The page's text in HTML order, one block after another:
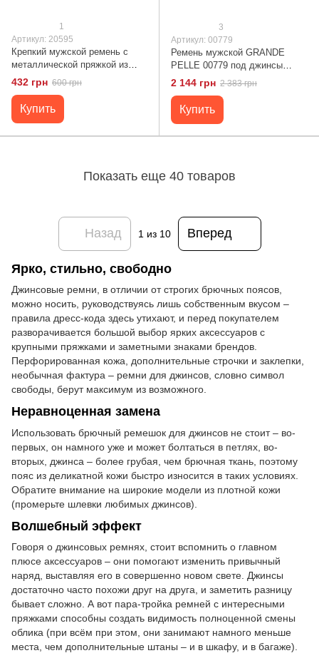
1
Артикул: 20595
Крепкий мужской ремень с
металлической пряжкой из
текстиля 20595 Vintage
Зеленый
432 грн 600 грн
Купить
3
Артикул: 00779
Ремень мужской GRANDE
PELLE 00779 под джинсы
Коричневый
2 144 грн 2 383 грн
Купить
Показать еще 40 товаров
Назад 1 из 10 Вперед
Ярко, стильно, свободно
Джинсовые ремни, в отличии от строгих брючных поясов,
можно носить, руководствуясь лишь собственным вкусом –
правила дресс-кода здесь утихают, и перед покупателем
разворачивается большой выбор ярких аксессуаров с
крупными пряжками и заметными знаками брендов.
Перфорированная кожа, дополнительные строчки и заклепки,
необычная фактура – ремни для джинсов, словно символ
свободы, берут максимум из возможного.
Неравноценная замена
Использовать брючный ремешок для джинсов не стоит – во-
первых, он намного уже и может болтаться в петлях, во-
вторых, джинса – более грубая, чем брючная ткань, поэтому
пояс из деликатной кожи быстро износится в таких условиях.
Обратите внимание на широкие модели из плотной кожи
(промерьте шлевки любимых джинсов).
Волшебный эффект
Говоря о джинсовых ремнях, стоит вспомнить о главном
плюсе аксессуаров – они помогают изменить привычный
наряд, выставляя его в совершенно новом свете. Джинсы
достаточно часто похожи друг на друга, и заметить разницу
бывает сложно. А вот пара-тройка ремней с интересными
пряжками способны создать видимость полноценной смены
облика (при всём при этом, они занимают намного меньше
места, чем дополнительные штаны – и в шкафу, и в багаже).